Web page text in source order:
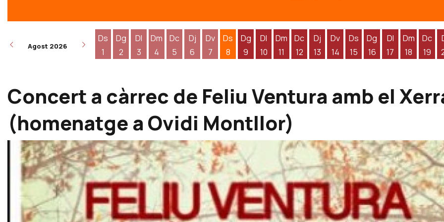
Agost 2026
Ds
1
Dg
2
Dl
3
Dm
4
Dc
5
Dj
6
Dv
7
Ds
8
Dg
9
Dl
10
Dm
11
Dc
12
Dj
13
Dv
14
Ds
15
Dg
16
Dl
17
Dm
18
Dc
19
Concert a càrrec de Feliu Ventura amb el
(homenatge a Ovidi Montllor)